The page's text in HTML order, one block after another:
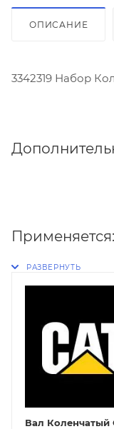
ОПИСАНИЕ
3342319 Набор
Применяется:
Вал Коленчатый